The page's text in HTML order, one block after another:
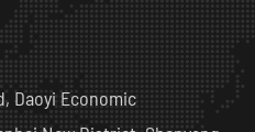
Daoyi Economic